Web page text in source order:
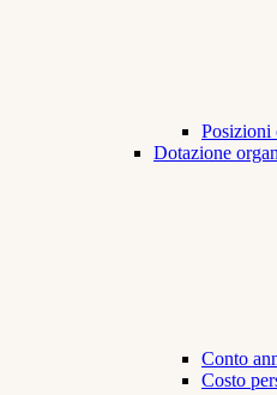
Posizioni
Dotazione
Conto
Costo